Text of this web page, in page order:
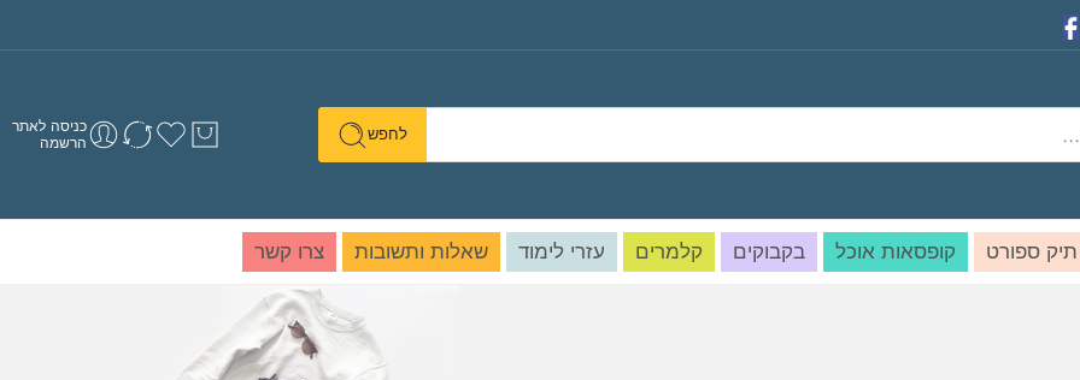
לחפש כניסה לאתר
הרשמה
תיק ספורט קופסאות אוכל בקבוקים קלמרים עזרי לימוד שאלות ותשובות צרו קשר